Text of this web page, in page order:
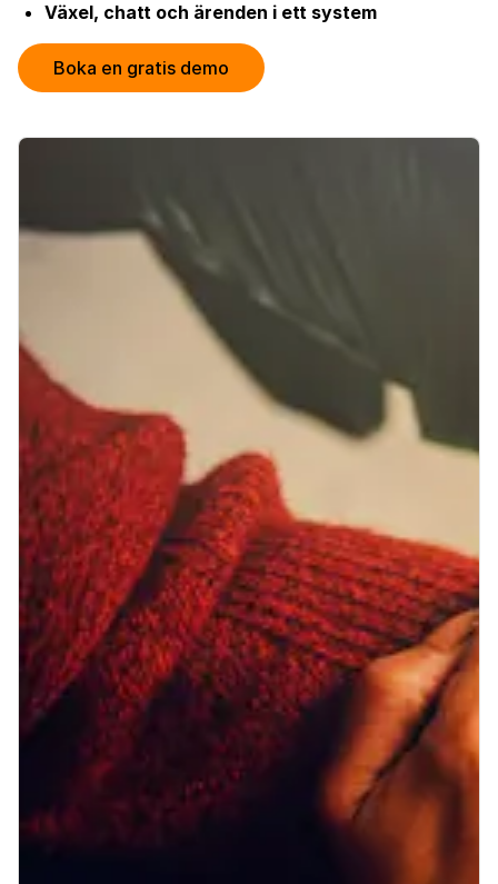
Växel, chatt och ärenden i ett system
Boka en gratis demo